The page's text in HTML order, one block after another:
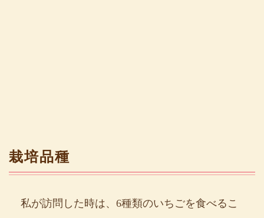
栽培品種
私が訪問した時は、6種類のいちごを食べるこ